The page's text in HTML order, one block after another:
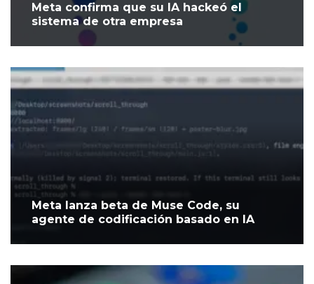
Meta confirma que su IA hackeó el
sistema de otra empresa
Meta lanza beta de Muse Code, su
agente de codificación basado en IA